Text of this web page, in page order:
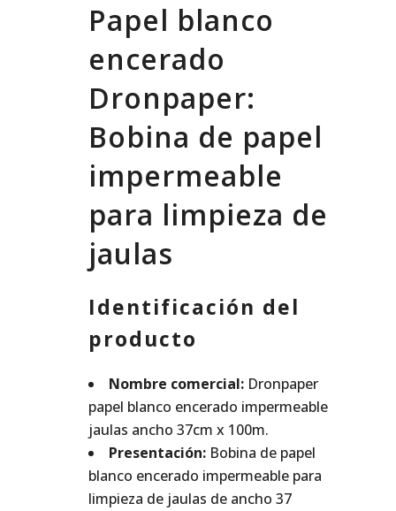
Papel blanco
encerado
Dronpaper:
Bobina de papel
impermeable
para limpieza de
jaulas
Identificación del
producto
Nombre comercial: Dronpaper
papel blanco encerado impermeable
jaulas ancho 37cm x 100m.
Presentación: Bobina de papel
blanco encerado impermeable para
limpieza de jaulas de ancho 37